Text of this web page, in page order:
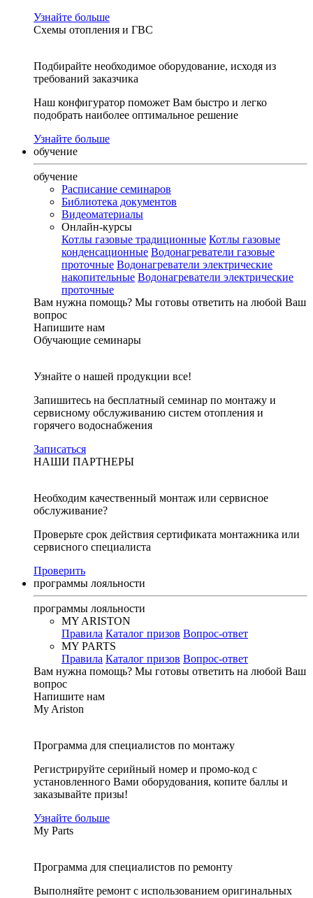
Узнайте больше
Схемы отопления и ГВС
Подбирайте необходимое оборудование, исходя из
требований заказчика
Наш конфигуратор поможет Вам быстро и легко
подобрать наиболее оптимальное решение
Узнайте больше
обучение
обучение
Расписание семинаров
Библиотека документов
Видеоматериалы
Онлайн-курсы
Котлы газовые традиционные Котлы газовые
конденсационные Водонагреватели газовые
проточные Водонагреватели электрические
накопительные Водонагреватели электрические
проточные
Вам нужна помощь? Мы готовы ответить на любой Ваш
вопрос
Напишите нам
Обучающие семинары
Узнайте о нашей продукции все!
Запишитесь на бесплатный семинар по монтажу и
сервисному обслуживанию систем отопления и
горячего водоснабжения
Записаться
НАШИ ПАРТНЕРЫ
Необходим качественный монтаж или сервисное
обслуживание?
Проверьте срок действия сертификата монтажника или
сервисного специалиста
Проверить
программы лояльности
программы лояльности
MY ARISTON
Правила Каталог призов Вопрос-ответ
MY PARTS
Правила Каталог призов Вопрос-ответ
Вам нужна помощь? Мы готовы ответить на любой Ваш
вопрос
Напишите нам
My Ariston
Программа для специалистов по монтажу
Регистрируйте серийный номер и промо-код с
установленного Вами оборудования, копите баллы и
заказывайте призы!
Узнайте больше
My Parts
Программа для специалистов по ремонту
Выполняйте ремонт с использованием оригинальных